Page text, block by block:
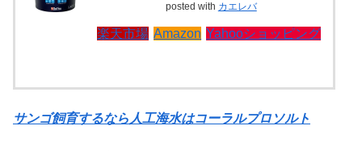
posted with カエレバ
楽天市場 Amazon Yahooショッピング
サンゴ飼育するなら人工海水はコーラルプロソルト